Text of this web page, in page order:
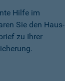
Hilfe im
Sie den Haus-
zu Ihrer